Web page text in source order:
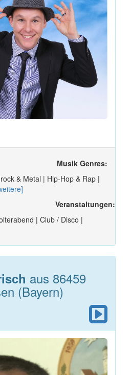
Musik Genres:
& Metal | Hip-Hop & Rap |
Veranstaltungen:
| Club / Disco |
aus 86459
(Bayern)